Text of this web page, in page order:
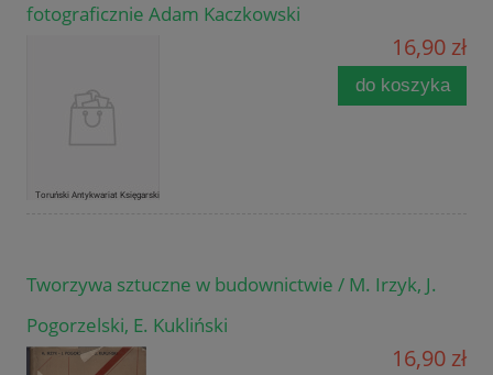
fotograficznie Adam Kaczkowski
16,90 zł
do koszyka
Tworzywa sztuczne w budownictwie / M. Irzyk, J.
Pogorzelski, E. Kukliński
16,90 zł